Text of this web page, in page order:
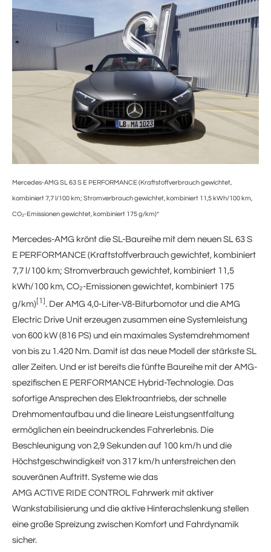
Mercedes-AMG SL 63 S E PERFORMANCE (Kraftstoffverbrauch gewichtet,
kombiniert 7,7 l/100 km; Stromverbrauch gewichtet, kombiniert 11,5 kWh/100 km,
CO₂-Emissionen gewichtet, kombiniert 175 g/km)*
Mercedes-AMG krönt die SL-Baureihe mit dem neuen SL 63 S
E PERFORMANCE (Kraftstoffverbrauch gewichtet, kombiniert
7,7 l/100 km; Stromverbrauch gewichtet, kombiniert 11,5
kWh/100 km, CO₂-Emissionen gewichtet, kombiniert 175
g/km)[1]. Der AMG 4,0-Liter-V8-Biturbomotor und die AMG
Electric Drive Unit erzeugen zusammen eine Systemleistung
von 600 kW (816 PS) und ein maximales Systemdrehmoment
von bis zu 1.420 Nm. Damit ist das neue Modell der stärkste SL
aller Zeiten. Und er ist bereits die fünfte Baureihe mit der AMG-
spezifischen E PERFORMANCE Hybrid-Technologie. Das
sofortige Ansprechen des Elektroantriebs, der schnelle
Drehmomentaufbau und die lineare Leistungsentfaltung
ermöglichen ein beeindruckendes Fahrerlebnis. Die
Beschleunigung von 2,9 Sekunden auf 100 km/h und die
Höchstgeschwindigkeit von 317 km/h unterstreichen den
souveränen Auftritt. Systeme wie das
AMG ACTIVE RIDE CONTROL Fahrwerk mit aktiver
Wankstabilisierung und die aktive Hinterachslenkung stellen
eine große Spreizung zwischen Komfort und Fahrdynamik
sicher.